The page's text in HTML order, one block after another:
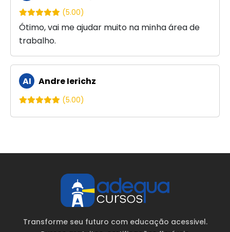
(5.00)
Ótimo, vai me ajudar muito na minha área de
trabalho.
AI Andre Ierichz
(5.00)
Transforme seu futuro com educação acessivel.